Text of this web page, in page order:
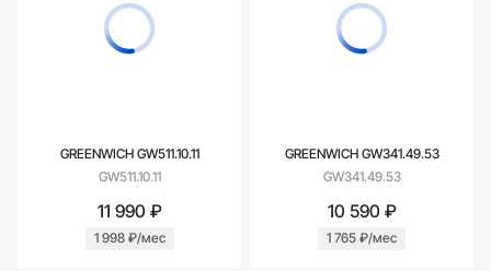
GREENWICH GW511.10.11
GW511.10.11
11 990 ₽
1 998 ₽/мес
GREENWICH GW341.49.53
GW341.49.53
10 590 ₽
1 765 ₽/мес